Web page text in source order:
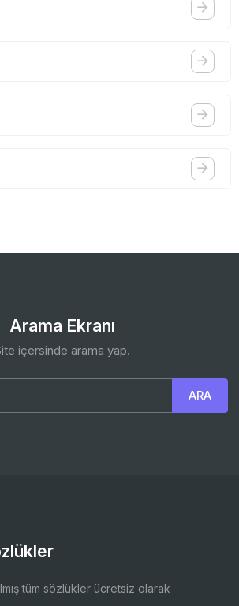
Arama Ekranı
içersinde arama yap.
tüm sözlükler ücretsiz olarak